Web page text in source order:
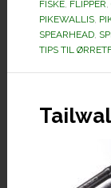
FISKE, FLIPPER,
PIKEWALLIS,
SPEARHEAD,
TIPS TIL